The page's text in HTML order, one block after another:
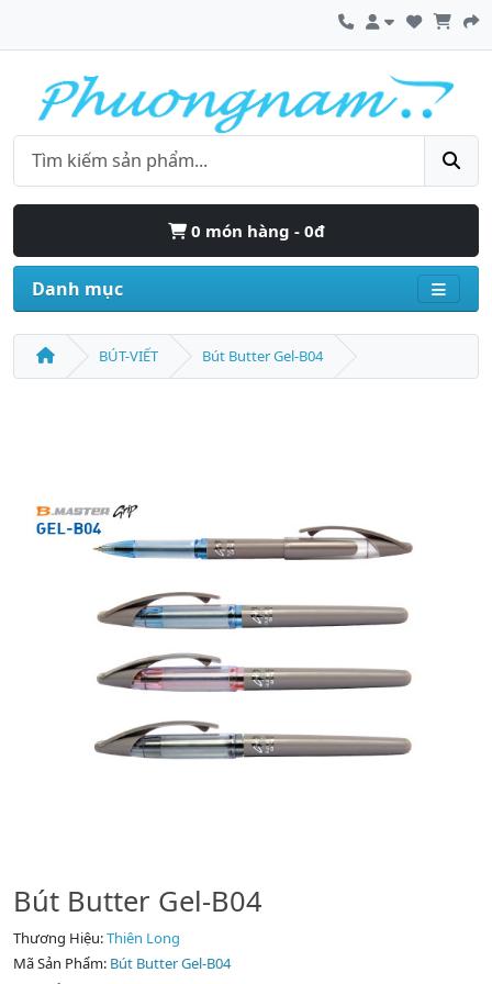
0 món hàng - 0đ
Danh mục
BÚT-VIẾT Bút Butter Gel-B04
Bút Butter Gel-B04
Thương Hiệu:Thiên Long
Mã Sản Phẩm: Bút Butter Gel-B04